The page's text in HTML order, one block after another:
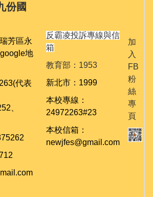
份國
芳區永
地
代表
、
反霸凌投訴專線與信
箱
教育部：1953
新北市：1999
本校專線：
24972263#23
本校信箱：
newjfes@gmail.com
加
入
FB
粉
絲
專
頁